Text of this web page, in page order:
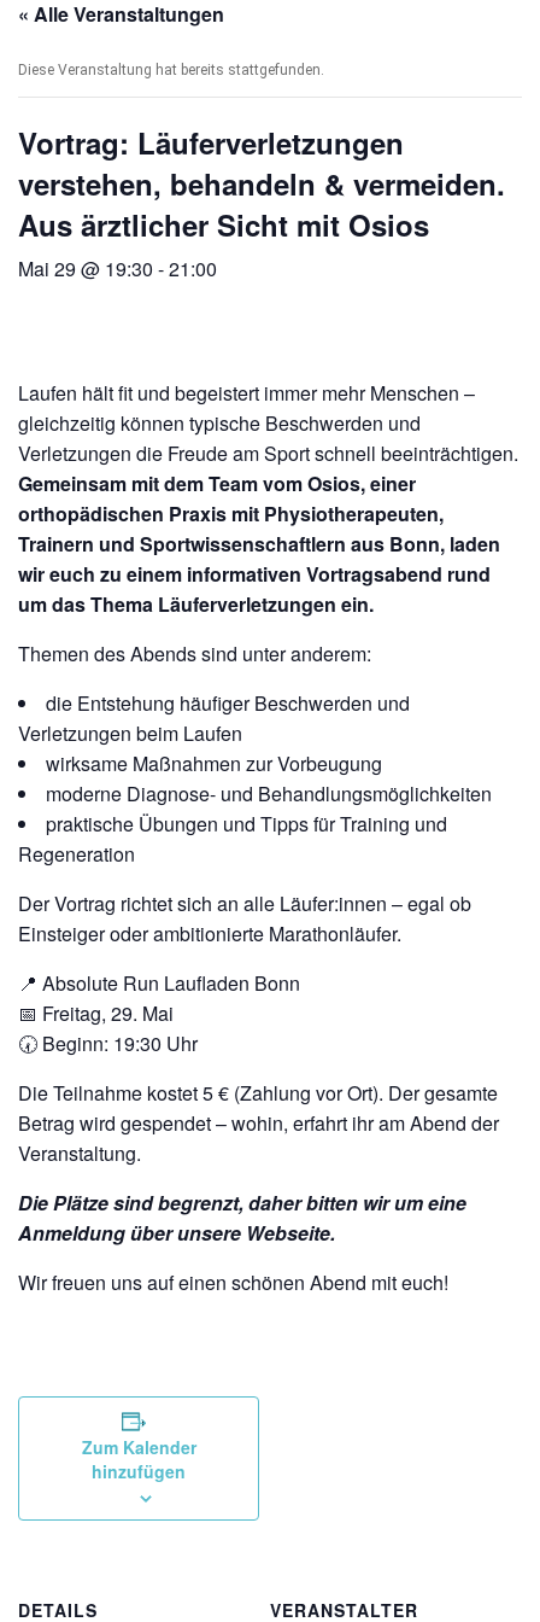
« Alle Veranstaltungen
Diese Veranstaltung hat bereits stattgefunden.
Vortrag: Läuferverletzungen
verstehen, behandeln & vermeiden.
Aus ärztlicher Sicht mit Osios
Mai 29 @ 19:30 -21:00
Laufen hält fit und begeistert immer mehr Menschen –
gleichzeitig können typische Beschwerden und
Verletzungen die Freude am Sport schnell beeinträchtigen.
Gemeinsam mit dem Team vom Osios, einer
orthopädischen Praxis mit Physiotherapeuten,
Trainern und Sportwissenschaftlern aus Bonn, laden
wir euch zu einem informativen Vortragsabend rund
um das Thema Läuferverletzungen ein.
Themen des Abends sind unter anderem:
die Entstehung häufiger Beschwerden und
Verletzungen beim Laufen
wirksame Maßnahmen zur Vorbeugung
moderne Diagnose- und Behandlungsmöglichkeiten
praktische Übungen und Tipps für Training und
Regeneration
Der Vortrag richtet sich an alle Läufer:innen – egal ob
Einsteiger oder ambitionierte Marathonläufer.
📍 Absolute Run Laufladen Bonn
📅 Freitag, 29. Mai
🕢 Beginn: 19:30 Uhr
Die Teilnahme kostet 5 € (Zahlung vor Ort). Der gesamte
Betrag wird gespendet – wohin, erfahrt ihr am Abend der
Veranstaltung.
Die Plätze sind begrenzt, daher bitten wir um eine
Anmeldung über unsere Webseite.
Wir freuen uns auf einen schönen Abend mit euch!
Zum Kalender
hinzufügen
DETAILS VERANSTALTER